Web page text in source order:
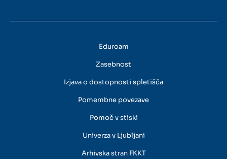
Eduroam
Zasebnost
Izjava o dostopnosti spletišča
Pomembne povezave
Pomoč v stiski
Univerza v Ljubljani
Arhivska stran FKKT